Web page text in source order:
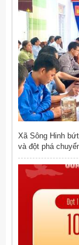
Xã Sông Hinh
và đột phá